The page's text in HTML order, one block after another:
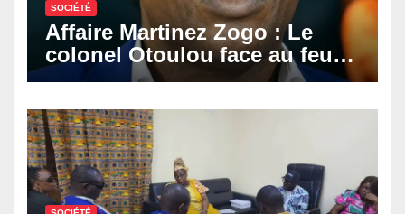
SOCIÉTÉ
Affaire Martinez Zogo : Le
colonel Otoulou face au feu
croisé des avocats de la